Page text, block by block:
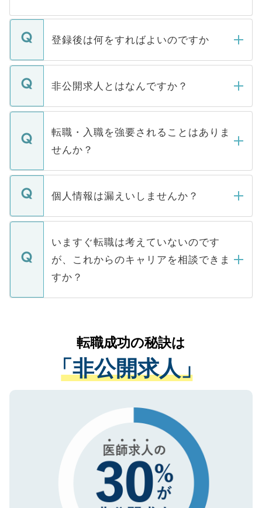
登録後は何をすればよいのですか
ご登録いただきましたら、弊社担当者がご
登録内容を確認し、その後メールもしくは
ます。通常、5営業日以内にはご連絡をせて
いただきますので、しばらくお待ちくださ
非公開求人とはなんですか？
マイナビDOCTORで取り扱っている求人の
うち約3割は、Webサイトからご覧いただ
けない「非公開求人」です。非公開求人は
下記の理由によって、一般には公開してい
ません。
■応募殺到を避けるため 人気のある医療機
関を公にしてしまうと、応募が殺到する場
に、医療機関が求める条件に合った人材の
みを人材紹介会社に依頼するケースが増え
ています。
転職・入職を強要されることはありま
せんか？
転職・入職を強要することは一切ありませ
ん。また、仮に応募先から内定をいただい
定を承諾する必要はありません。内定先へ
の辞退の連絡はキャリアパートナーが行い
個人情報は漏えいしませんか？
個人情報が漏えいすることはありませんの
で、ご安心ください。当サイトからの登録
などで収集したご登録者様の個人情報は、
ご本人のキャリアアップおよび転職活動の
支援を目的に使用いたします。お預かりし
ているすべての個人データはご本人の許可
は、個人情報の取り扱いについての厳密な
管理基準を満たした事業者のみに付与され
る、プライバシーマークを取得済みです。
で、機密保持に関してもご安心ください。
いますぐ転職は考えていないのです
が、これからのキャリアを相談できま
すか？
かがいして、現在の医療機関の状況や紹介
経験をまじえながら、適切なアドバイスを
させていただきます。すぐにご転職をされ
ない方には、長期的なサポートが可能です
ので、まずはご登録ください。
転職成功の秘訣は
「非公開求人」